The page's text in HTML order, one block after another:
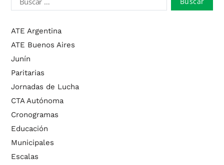
ATE Argentina
ATE Buenos Aires
Junín
Paritarias
Jornadas de Lucha
CTA Autónoma
Cronogramas
Educación
Municipales
Escalas